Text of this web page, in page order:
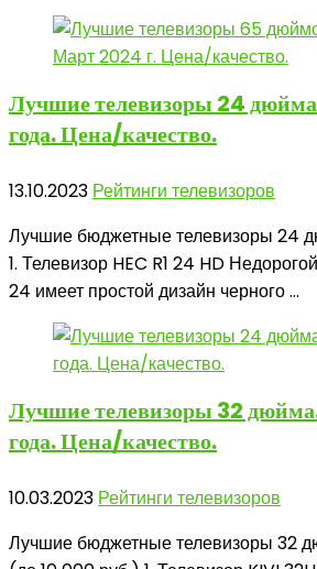
Лучшие телевизоры 24
года. Цена/качество.
13.10.2023 Рейтинги телевизоров
Лучшие бюджетные телевизоры 24
1. Телевизор HEC R1 24 HD
24 имеет простой дизайн черного ...
Лучшие телевизоры 32
года. Цена/качество.
10.03.2023 Рейтинги телевизоров
Лучшие бюджетные телевизоры 32